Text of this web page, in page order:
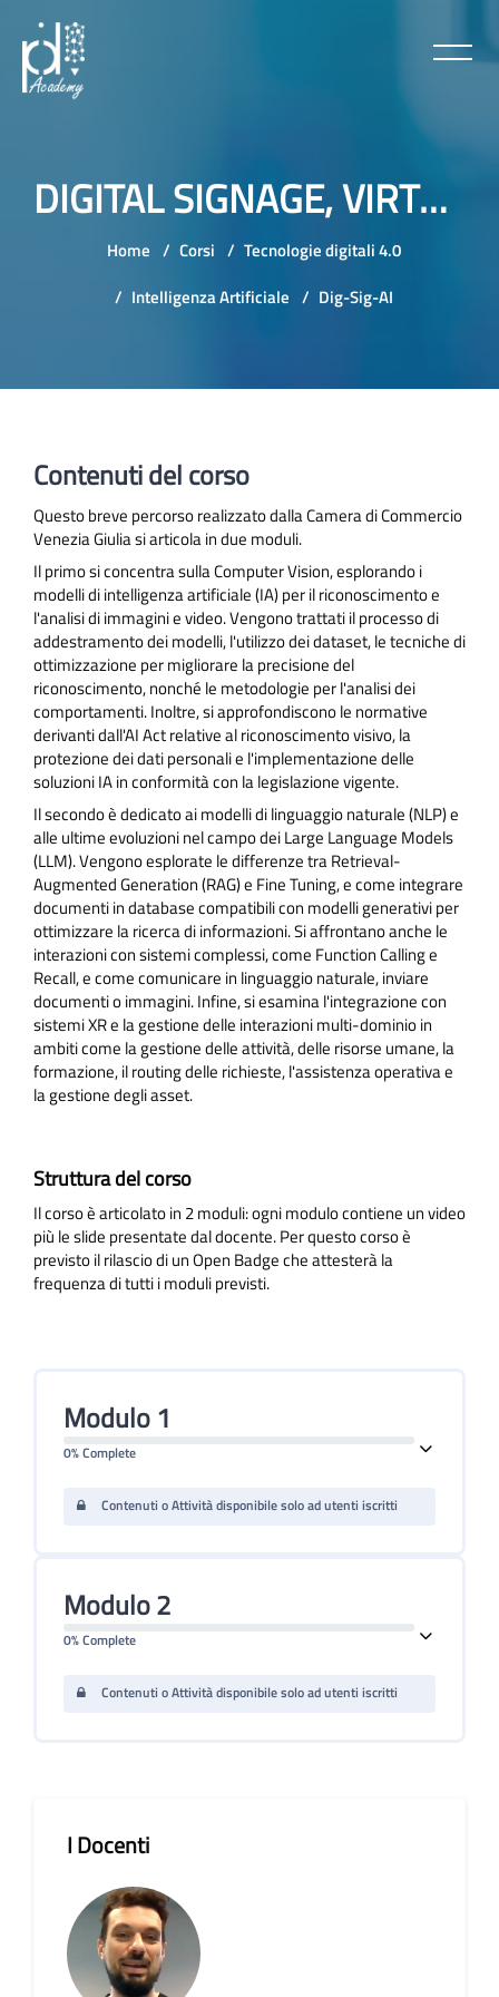
DIGITAL SIGNAGE, VIRTUAL ASSISTANT & AI AGENT
Home Corsi
Tecnologie digitali 4.0
Intelligenza Artificiale
Dig-Sig-AI
Contenuti del corso
Questo breve percorso realizzato dalla Camera di Commercio
Venezia Giulia si articola in due moduli.
Il primo si concentra sulla Computer Vision, esplorando i
modelli di intelligenza artificiale (IA) per il riconoscimento e
l'analisi di immagini e video. Vengono trattati il processo di
addestramento dei modelli, l'utilizzo dei dataset, le tecniche di
ottimizzazione per migliorare la precisione del
riconoscimento, nonché le metodologie per l'analisi dei
comportamenti. Inoltre, si approfondiscono le normative
derivanti dall'AI Act relative al riconoscimento visivo, la
protezione dei dati personali e l'implementazione delle
soluzioni IA in conformità con la legislazione vigente.
Il secondo è dedicato ai modelli di linguaggio naturale (NLP) e
alle ultime evoluzioni nel campo dei Large Language Models
(LLM). Vengono esplorate le differenze tra Retrieval-
Augmented Generation (RAG) e Fine Tuning, e come integrare
documenti in database compatibili con modelli generativi per
ottimizzare la ricerca di informazioni. Si affrontano anche le
interazioni con sistemi complessi, come Function Calling e
Recall, e come comunicare in linguaggio naturale, inviare
documenti o immagini. Infine, si esamina l'integrazione con
sistemi XR e la gestione delle interazioni multi-dominio in
ambiti come la gestione delle attività, delle risorse umane, la
formazione, il routing delle richieste, l'assistenza operativa e
la gestione degli asset.
Struttura del corso
Il corso è articolato in 2 moduli: ogni modulo contiene un video
più le slide presentate dal docente. Per questo corso è
previsto il rilascio di un Open Badge che attesterà la
frequenza di tutti i moduli previsti.
Modulo 1
0% Complete
Contenuti o Attività disponibile solo ad utenti iscritti
Modulo 2
0% Complete
Contenuti o Attività disponibile solo ad utenti iscritti
I Docenti